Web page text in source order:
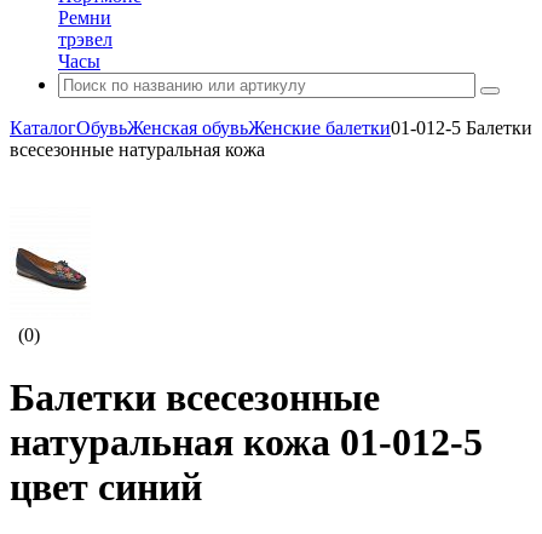
Ремни
трэвел
Часы
КаталогОбувьЖенская обувьЖенские балетки01-012-5 Балетки
всесезонные натуральная кожа
(0)
Балетки всесезонные
натуральная кожа 01-012-5
цвет синий